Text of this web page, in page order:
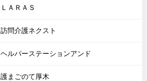
ＡＲＡＳ
問介護ネクスト
ヘルパーステーションアンド
まごのて厚木